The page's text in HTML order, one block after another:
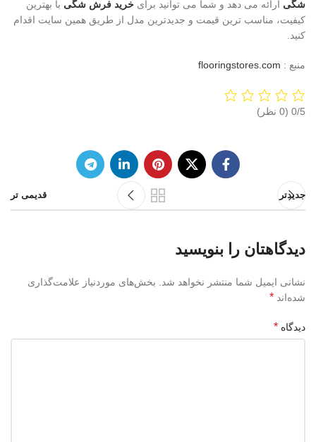
شگی ارائه می دهد و شما می توانید برای خرید فرش شگی با بهترین
کیفیت، مناسب ترین قیمت و جدیدترین مدل از طریق همین سایت اقدام
کنید.
منبع : flooringstores.com
‫0/5
جدیدتر قدیمی تر
دیدگاهتان را بنویسید
نشانی ایمیل شما منتشر نخواهد شد.
بخش‌های موردنیاز علامت‌گذاری
شده‌اند *
دیدگاه *